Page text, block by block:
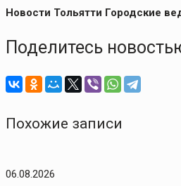
Новости Тольятти Городские
Поделитесь
Похожие записи
06.08.2026